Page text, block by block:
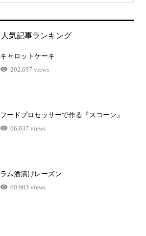
人気記事ランキング
キャロットケーキ
202,697 views
フードプロセッサーで作る『スコーン』
66,037 views
ラム酒漬けレーズン
60,983 views